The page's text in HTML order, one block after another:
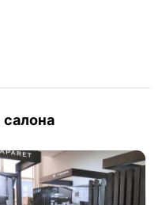
салона